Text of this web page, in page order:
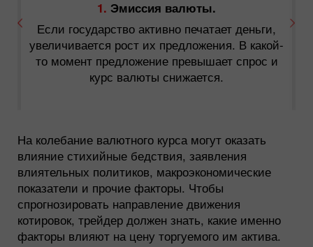
1. Эмиссия валюты.
Если государство активно печатает деньги,
увеличивается рост их предложения. В какой-
то момент предложение превышает спрос и
курс валюты снижается.
На колебание валютного курса могут оказать
влияние стихийные бедствия, заявления
влиятельных политиков, макроэкономические
показатели и прочие факторы. Чтобы
спрогнозировать направление движения
котировок, трейдер должен знать, какие именно
факторы влияют на цену торгуемого им актива.